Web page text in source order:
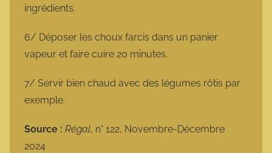
ingrédients.
6/ Déposer les choux farcis dans un panier
vapeur et faire cuire 20 minutes.
7/ Servir bien chaud avec des légumes rôtis par
exemple.
Source : Régal, n° 122, Novembre-Décembre
2024